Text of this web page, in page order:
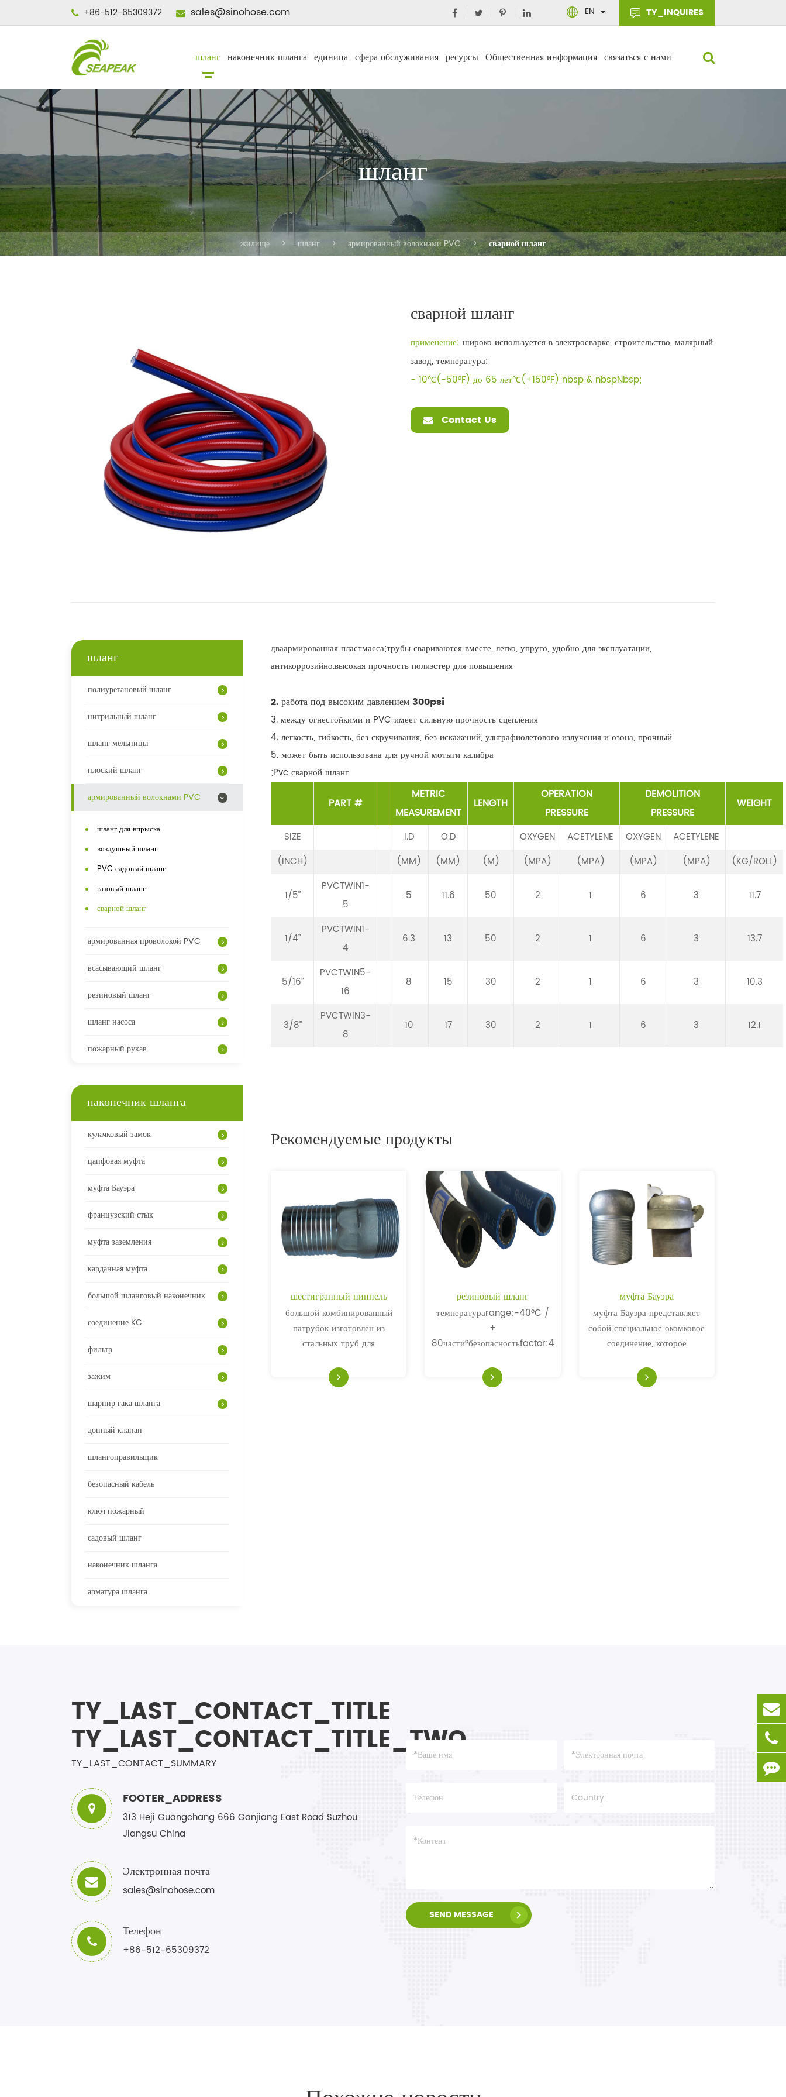
+86-512-65309372 sales@sinohose.com EN TY_INQUIRES
шланг наконечник шланга единица сфера обслуживания ресурсы Общественная информация связаться с нами
шланг
жилище шланг армированный волокнами PVC сварной шланг
сварной шланг
применение:широко используется в электросварке, строительство, малярный
завод, температура:
- 10℃(-50°F) до 65 лет℃(+150°F) nbsp & nbspNbsp;
Contact Us
дваармированная пластмасса;трубы свариваются вместе, легко, упруго, удобно для эксплуатации,
антикоррозийно.высокая прочность полиэстер для повышения
2. работа под высоким давлением 300psi
3. между огнестойкими и PVC имеет сильную прочность сцепления
4. легкость, гибкость, без скручивания, без искажений, ультрафиолетового излучения и озона, прочный
5. может быть использована для ручной мотыги калибра
;Pvc сварной шланг
PART #
METRIC
MEASUREMENT
LENGTH
OPERATION
PRESSURE
DEMOLITION
PRESSURE
WEIGHT
SIZE I.D O.D OXYGEN ACETYLENE OXYGEN
ACETYLENE
(INCH)
(MM) (MM) (M) (MPA) (MPA) (MPA) (MPA) (KG/ROLL)
1/5”
PVCTWIN1-
5
5 11.6 50 2 1 6 3 11.7
1/4”
PVCTWIN1-
4
6.3 13 50 2 1 6 3 13.7
5/16”
PVCTWIN5-
16
8 15 30 2 1 6 3 10.3
3/8”
PVCTWIN3-
8
10 17 30 2 1 6 3 12.1
Рекомендуемые продукты
шестигранный ниппель
большой комбинированный
патрубок изготовлен из
стальных труб для
устройств для сброса и
всасывания низкого давления,
резиновый шланг
температураrange:-40°C /
+
80части°безопасностьfactor:4:
гладкий,
электропроводностьforcement:Textile
муфта Бауэра
муфта Бауэра представляет
собой специальное окомковое
соединение, которое
для ирригации, обезвоживания
и других видов применения в
шланг
полиуретановый шланг
нитрильный шланг
шланг мельницы
плоский шланг
армированный волокнами PVC
шланг для впрыска
воздушный шланг
PVC садовый шланг
газовый шланг
сварной шланг
армированная проволокой PVC
всасывающий шланг
резиновый шланг
шланг насоса
пожарный рукав
наконечник шланга
кулачковый замок
цапфовая муфта
муфта Бауэра
французский стык
муфта заземления
карданная муфта
большой шланговый наконечник
соединение KC
фильтр
зажим
шарнир гака шланга
донный клапан
шлангоправильщик
безопасный кабель
ключ пожарный
садовый шланг
наконечник шланга
арматура шланга
TY_LAST_CONTACT_TITLE
TY_LAST_CONTACT_TITLE_TWO
TY_LAST_CONTACT_SUMMARY
FOOTER_ADDRESS
313 Heji Guangchang 666 Ganjiang East Road Suzhou
Jiangsu China
Электронная почта
sales@sinohose.com
Телефон
+86-512-65309372
SEND MESSAGE